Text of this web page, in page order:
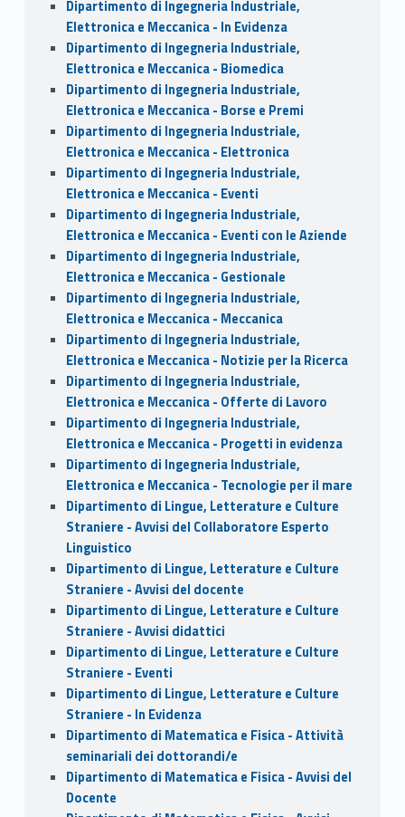
Dipartimento di Ingegneria Industriale,
Elettronica e Meccanica - In Evidenza
Dipartimento di Ingegneria Industriale,
Elettronica e Meccanica - Biomedica
Dipartimento di Ingegneria Industriale,
Elettronica e Meccanica - Borse e Premi
Dipartimento di Ingegneria Industriale,
Elettronica e Meccanica - Elettronica
Dipartimento di Ingegneria Industriale,
Elettronica e Meccanica - Eventi
Dipartimento di Ingegneria Industriale,
Elettronica e Meccanica - Eventi con le Aziende
Dipartimento di Ingegneria Industriale,
Elettronica e Meccanica - Gestionale
Dipartimento di Ingegneria Industriale,
Elettronica e Meccanica - Meccanica
Dipartimento di Ingegneria Industriale,
Elettronica e Meccanica - Notizie per la Ricerca
Dipartimento di Ingegneria Industriale,
Elettronica e Meccanica - Offerte di Lavoro
Dipartimento di Ingegneria Industriale,
Elettronica e Meccanica - Progetti in evidenza
Dipartimento di Ingegneria Industriale,
Elettronica e Meccanica - Tecnologie per il mare
Dipartimento di Lingue, Letterature e Culture
Straniere - Avvisi del Collaboratore Esperto
Linguistico
Dipartimento di Lingue, Letterature e Culture
Straniere - Avvisi del docente
Dipartimento di Lingue, Letterature e Culture
Straniere - Avvisi didattici
Dipartimento di Lingue, Letterature e Culture
Straniere - Eventi
Dipartimento di Lingue, Letterature e Culture
Straniere - In Evidenza
Dipartimento di Matematica e Fisica - Attività
seminariali dei dottorandi/e
Dipartimento di Matematica e Fisica - Avvisi del
Docente